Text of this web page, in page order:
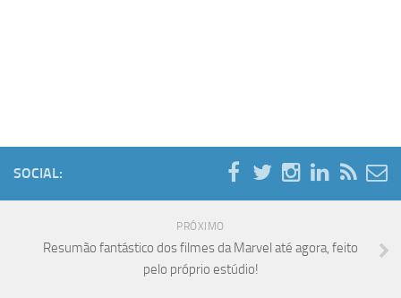
SOCIAL:
PRÓXIMO
Resumão fantástico dos filmes da Marvel até agora, feito
pelo próprio estúdio!